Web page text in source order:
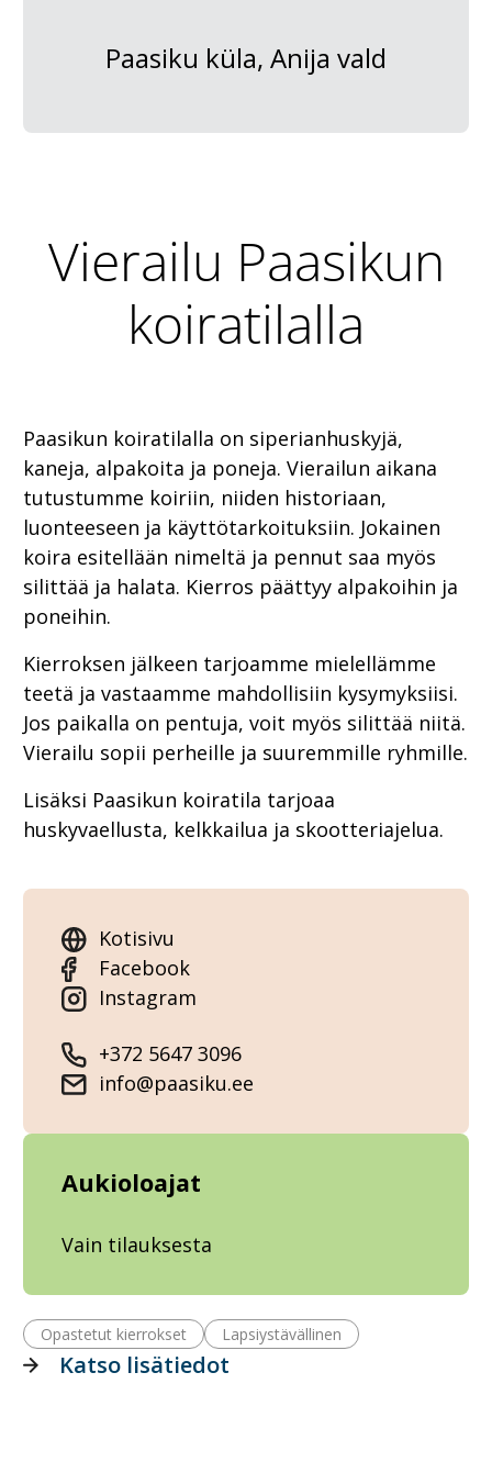
Paasiku küla, Anija vald
Vierailu Paasikun
koiratilalla
Paasikun koiratilalla on siperianhuskyjä,
kaneja, alpakoita ja poneja. Vierailun aikana
tutustumme koiriin, niiden historiaan,
luonteeseen ja käyttötarkoituksiin. Jokainen
koira esitellään nimeltä ja pennut saa myös
silittää ja halata. Kierros päättyy alpakoihin ja
poneihin.
Kierroksen jälkeen tarjoamme mielellämme
teetä ja vastaamme mahdollisiin kysymyksiisi.
Jos paikalla on pentuja, voit myös silittää niitä.
Vierailu sopii perheille ja suuremmille ryhmille.
Lisäksi Paasikun koiratila tarjoaa
huskyvaellusta, kelkkailua ja skootteriajelua.
Kotisivu
Facebook
Instagram
+372 5647 3096
info@paasiku.ee
Aukioloajat
Vain tilauksesta
Opastetut kierrokset Lapsiystävällinen
Katso lisätiedot